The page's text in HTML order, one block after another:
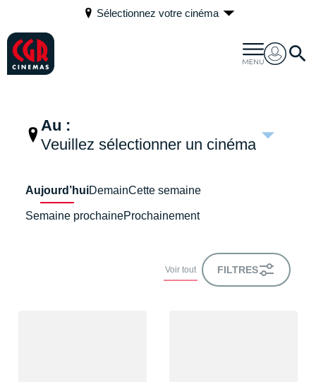
Sélectionnez votre cinéma
Au :
Veuillez sélectionner un cinéma
Aujourd’huiDemainCette semaine
Semaine prochaineProchainement
Voir tout FILTRES